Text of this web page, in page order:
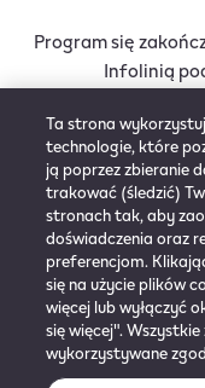
Program się
Infolinią
© 2026 Philip Morris
Wszystkie prawa
DEKLARACJA
Ta strona
technologie, które
ją poprzez zbieranie
trakować (śledzić)
stronach tak, aby
doświadczenia oraz
preferencjom.
się na użycie plików
więcej lub wyłączyć
się więcej".
wykorzystywane